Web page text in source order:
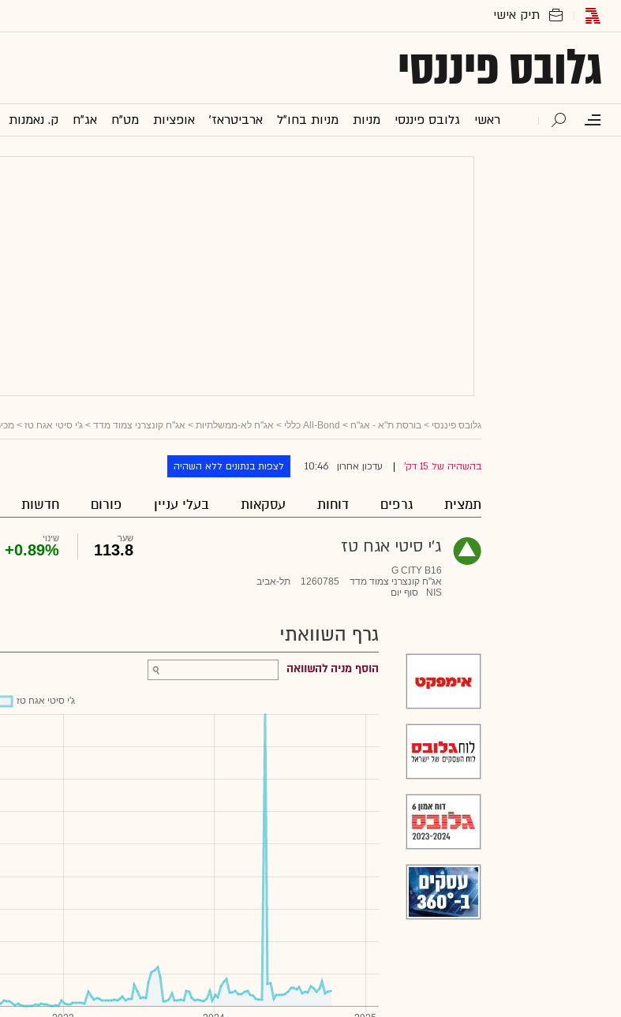
גלובס פיננסי
ראשי גלובס פיננסי מניות מניות בחו"ל ארביטראז' אופציות מט"ח אג"ח ק. נאמנות
גלובס פיננסי > בורסת ת"א - אג"ח > All-Bond כללי > אג"ח לא-ממשלתיות > אג"ח קונצרני צמוד מדד > ג'י סיטי אגח טז >
בהשהיה של 15 דק' עדכון אחרון 10:46 לצפות בנתונים ללא השהיה
תמצית גרפים דוחות עסקאות בעלי עניין פורום חדשות
ג'י סיטי אגח טז
G CITY B16
אג"ח קונצרני צמוד מדד
1260785
תל-אביב
NIS
סוף יום
שער
113.8
שינוי
+0.89%
גרף השוואתי
הוסף מניה להשוואה